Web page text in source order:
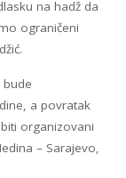
na hadž da
ograničeni
bude
a povratak
organizovani
– Sarajevo,